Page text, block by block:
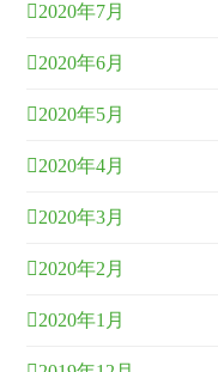
2020年7月
2020年6月
2020年5月
2020年4月
2020年3月
2020年2月
2020年1月